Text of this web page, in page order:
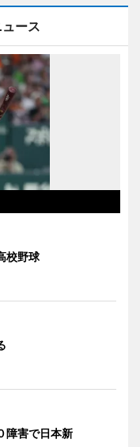
ース
校野球
障害で日本新